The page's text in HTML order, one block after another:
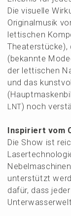
Die visuel­le
Origi­nal­mu­sik
letti­schen
Theater­stü­cke),
(bekann­te
der letti­schen
und das
LNT) noch
Inspi­riert vom
Die Show ist
unter­stützt
dafür, dass